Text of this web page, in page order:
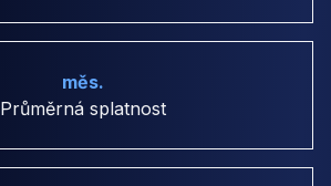
měs.
Průměrná splatnost